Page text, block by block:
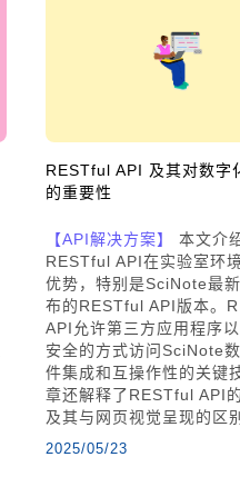
RESTful API 及其对数字
的重要性
【API解决方案】
本文介
RESTful API在实验室环
优势，特别是SciNote最
布的RESTful API版本。
API允许第三方应用程序
安全的方式访问SciNote
件集成和互操作性的关键
章还解释了RESTful API
及其与网页视觉呈现的区
2025/05/23